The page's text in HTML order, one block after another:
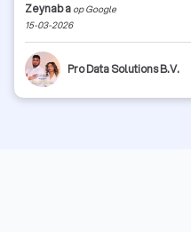
eerste verbouwing was, vonden
om eraan te beginnen. Gelukkig
ons hier heel goed bij
dachten met ons mee en hielden
tijdens het hele proces. Het
prachtig geworden en we zijn
Zeynab a op Google
15-03-2026
Pro Data Solutions B.V.